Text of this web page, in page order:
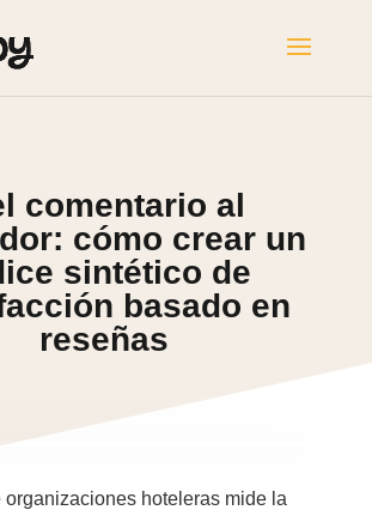
comentario al
cómo crear un
sintético de
basado en
reseñas
organizaciones hoteleras mide la